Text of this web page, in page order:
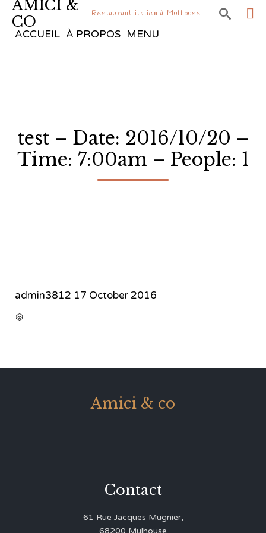
AMICI &
CO
Restaurant italien à Mulhouse 
ACCUEIL À PROPOS MENU
test – Date: 2016/10/20 –
Time: 7:00am – People: 1
admin3812 17 October 2016

Amici & co
Contact
61 Rue Jacques Mugnier,